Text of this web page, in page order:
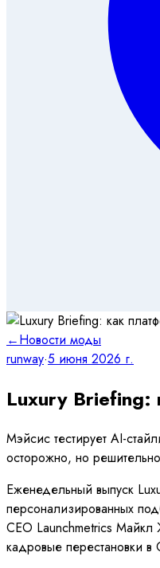
←Новости моды
runway·5 июня 2026 г.
Luxury Briefing:
Мэйсис тестирует AI-
осторожно, но
Еженедельный выпуск
персонализированных
CEO Launchmetrics Майкл
кадровые перестановки